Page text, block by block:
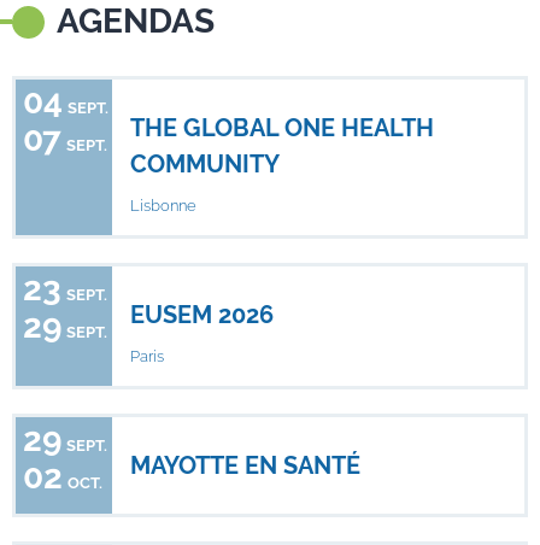
AGENDAS
04 SEPT.
07 SEPT.
THE GLOBAL ONE HEALTH
COMMUNITY
Lisbonne
23 SEPT.
29 SEPT.
EUSEM 2026
Paris
29 SEPT.
02 OCT.
MAYOTTE EN SANTÉ